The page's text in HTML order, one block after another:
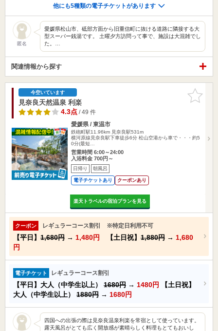
他にも5種類の電子チケットがあります
匿名
愛媛県松山市、砥部方面から旧重信町に抜ける道路に隣接する大
型スーパー銭湯です。 土曜夕方訪問って事で、施設は大混雑でし
た。…
関連情報から探す
お気に入
りに追加
今空いています
見奈良天然温泉 利楽
4.3点/ 49 件
愛媛県 / 東温市
鉄砲町駅11.96km 見奈良駅531m
横河原線見奈良駅下車徒歩6分 松山空港から車で・・・約5
0分(最短…
営業時間 6:00～24:00
入浴料金 700円～
日帰り 朝風呂
電子チケットあり クーポンあり
楽天トラベルの宿泊プランを見る
クーポン レギュラーコース割引 ※特定日利用不可
【平日】 1,680円 → 1,480円 【土日祝】 1,880円 → 1,680
円
電子チケット レギュラーコース割引
【平日】大人（中学生以上） 1680円 → 1480円
【土日祝】
大人（中学生以上） 1880円 → 1680円
四国への出張の際は見奈良温泉利楽を常宿として使っています。
露天風呂がとても広く開放感が素晴らしく料理もとてもおいし